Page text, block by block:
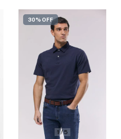
1/5
30% OFF